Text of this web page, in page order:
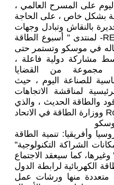
على المسرح العالمي ،
بشكل خاص ، على الحاجة
بالنقاش وتبادل وجهات
النظر ، وبرنامج الأعمال REW- لمنتدى " أسبوع الطاقة
في موسكو وتستمر حتى
مشاركة دولية فاعلة ،
مجموعة من القضايا
للصناعة اليوم ، حيث
لمناقشة الاتجاهات
والطاقة الحديث ، والذي
تنظمه مؤسسة Roscongress ووزارة الطاقة في الاتحاد
وأفريقيا: تنمية الطاقة
الشراكة التكنولوجية"
وغيرها، كما سيعقد الاجتماع
الكهربائية لرابطة الدول
متعددة منها ورشات عمل